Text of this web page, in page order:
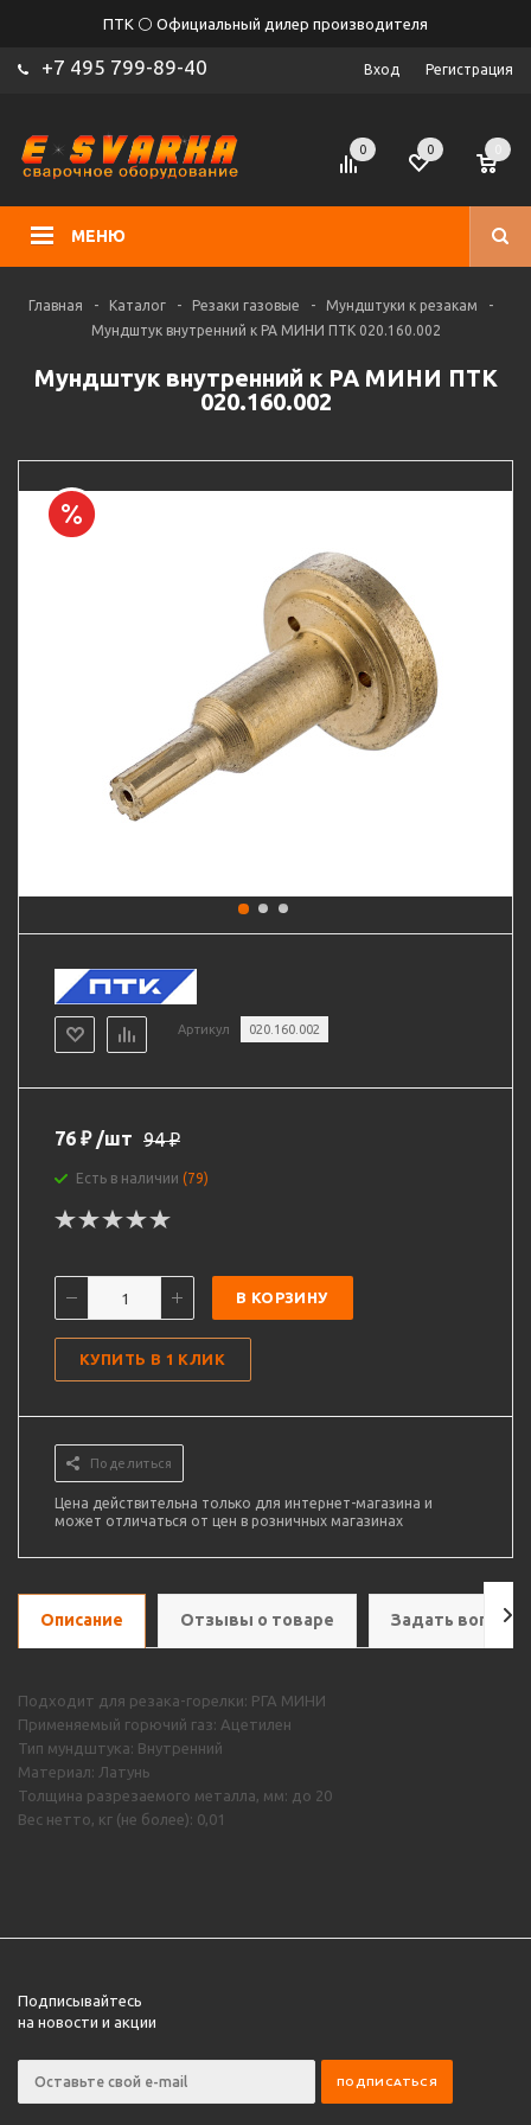
ПТК ⚪ Официальный дилер производителя
+7 495 799-89-40 Вход Регистрация
МЕНЮ
0 0
Главная - Каталог - Резаки газовые - Мундштуки к резакам
-
Мундштук внутренний к РА МИНИ ПТК 020.160.002
Мундштук внутренний к РА МИНИ ПТК
020.160.002
Артикул 020.160.002
76 ₽ /шт 94₽
Есть в наличии (79)
В КОРЗИНУ
КУПИТЬ В 1 КЛИК
Поделиться
Цена действительна только для интернет-магазина и
может отличаться от цен в розничных магазинах
Описание Отзывы о товаре Задать вопрос
Подходит для резака-горелки: РГА МИНИ
Применяемый горючий газ: Ацетилен
Тип мундштука: Внутренний
Материал: Латунь
Толщина разрезаемого металла, мм: до 20
Вес нетто, кг (не более): 0,01
Подписывайтесь
на новости и акции